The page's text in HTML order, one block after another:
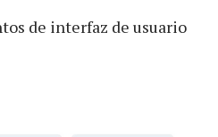
de interfaz de usuario